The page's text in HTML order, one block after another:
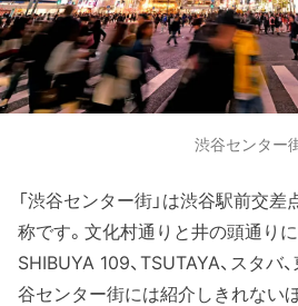
渋谷センター
「渋谷センター街」は渋谷駅前交
称です。文化村通りと井の頭通り
SHIBUYA 109、TSUTAYA、スタバ
谷センター街には紹介しきれない